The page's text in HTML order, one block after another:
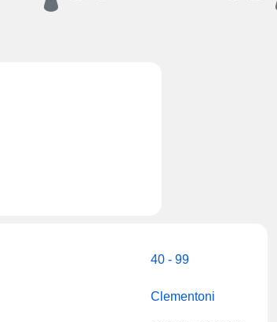
40 - 99
Clementoni